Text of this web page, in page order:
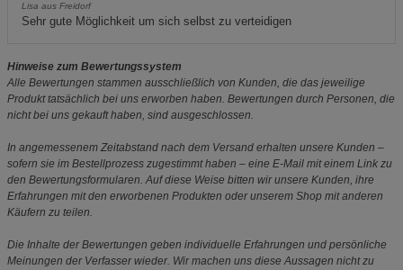
Lisa aus Freidorf
Sehr gute Möglichkeit um sich selbst zu verteidigen
Hinweise zum Bewertungssystem
Alle Bewertungen stammen ausschließlich von Kunden, die das jeweilige
Produkt tatsächlich bei uns erworben haben. Bewertungen durch Personen, die
nicht bei uns gekauft haben, sind ausgeschlossen.
In angemessenem Zeitabstand nach dem Versand erhalten unsere Kunden –
sofern sie im Bestellprozess zugestimmt haben – eine E-Mail mit einem Link zu
den Bewertungsformularen. Auf diese Weise bitten wir unsere Kunden, ihre
Erfahrungen mit den erworbenen Produkten oder unserem Shop mit anderen
Käufern zu teilen.
Die Inhalte der Bewertungen geben individuelle Erfahrungen und persönliche
Meinungen der Verfasser wieder. Wir machen uns diese Aussagen nicht zu